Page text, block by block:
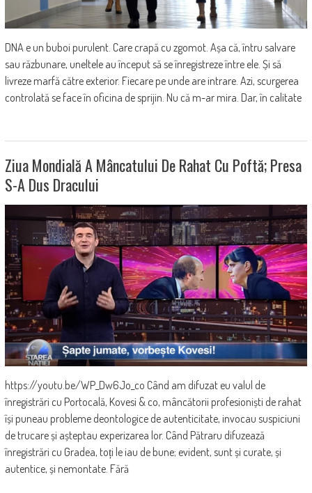
DNA e un buboi purulent. Care crapă cu zgomot. Așa că, întru salvare
sau răzbunare, uneltele au început să se înregistreze între ele. Și să
livreze marfă către exterior. Fiecare pe unde are intrare. Azi, scurgerea
controlată se face în oficina de sprijin. Nu că m-ar mira. Dar, în calitate
Ziua Mondială A Mâncatului De Rahat Cu Poftă; Presa
S-A Dus Dracului
https://youtu.be/WP_Dw6Jo_co Când am difuzat eu valul de
înregistrări cu Portocală, Kovesi & co, mâncătorii profesioniști de rahat
își puneau probleme deontologice de autenticitate, invocau suspiciuni
de trucare și așteptau experizarea lor. Când Pătraru difuzează
înregistrări cu Gradea, toți le iau de bune; evident, sunt și curate, și
autentice, și nemontate. Fără